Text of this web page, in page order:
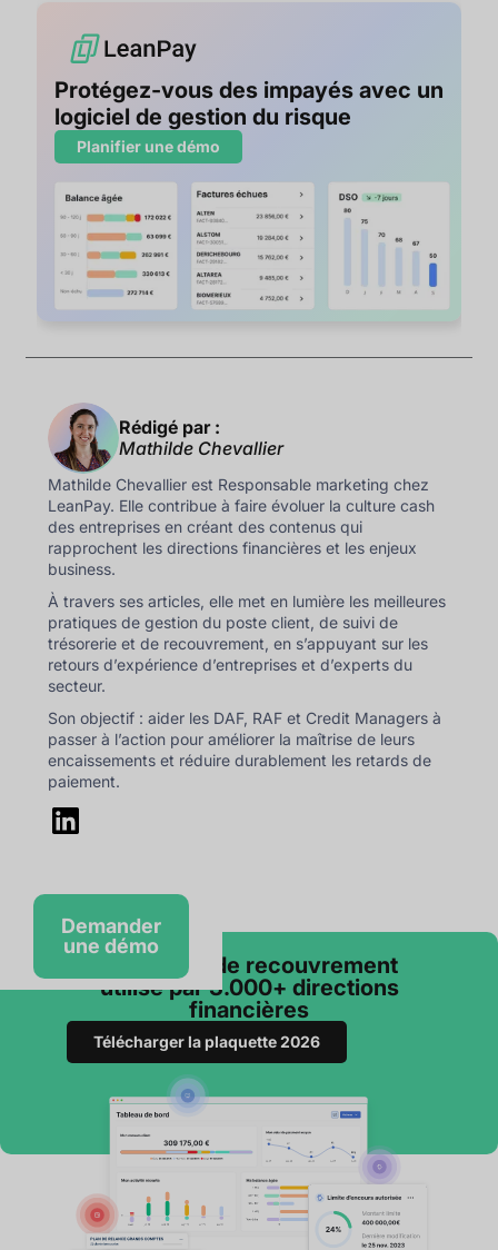
Protégez-vous des impayés avec un
logiciel de gestion du risque
Planifier une démo
Rédigé par :
Mathilde Chevallier
Mathilde Chevallier est Responsable marketing chez
LeanPay. Elle contribue à faire évoluer la culture cash
des entreprises en créant des contenus qui
rapprochent les directions financières et les enjeux
business.
À travers ses articles, elle met en lumière les meilleures
pratiques de gestion du poste client, de suivi de
trésorerie et de recouvrement, en s’appuyant sur les
retours d’expérience d’entreprises et d’experts du
secteur.
Son objectif : aider les DAF, RAF et Credit Managers à
passer à l’action pour améliorer la maîtrise de leurs
encaissements et réduire durablement les retards de
paiement.
Demander
une démo
Le logiciel de recouvrement
utilisé par 3.000+ directions
financières
Télécharger la plaquette 2026